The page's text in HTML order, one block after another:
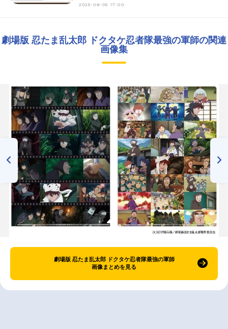
2025-08-05 17:00
劇場版 忍たま乱太郎 ドクタケ忍者隊最強の軍師の関連
画像集
劇場版 忍たま乱太郎 ドクタケ忍者隊最強の軍師
画像まとめを見る